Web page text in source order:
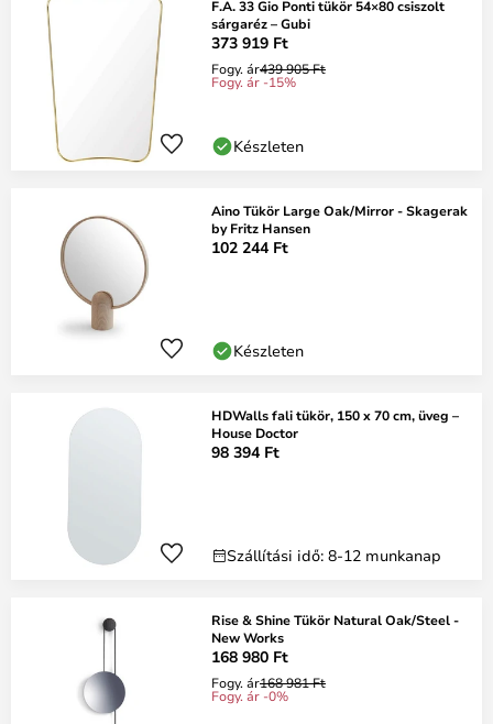
F.A. 33 Gio Ponti tükör 54×80 csiszolt
sárgaréz – Gubi
373 919 Ft
Fogy. ár439 905 Ft
Fogy. ár -15%
Készleten
Aino Tükör Large Oak/Mirror - Skagerak
by Fritz Hansen
102 244 Ft
Készleten
HDWalls fali tükör, 150 x 70 cm, üveg –
House Doctor
98 394 Ft
Szállítási idő: 8-12 munkanap
Rise & Shine Tükör Natural Oak/Steel -
New Works
168 980 Ft
Fogy. ár168 981 Ft
Fogy. ár -0%